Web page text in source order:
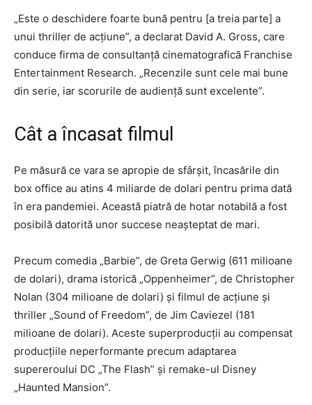
„Este o deschidere foarte bună pentru [a treia parte] a
unui thriller de acţiune”, a declarat David A. Gross, care
conduce firma de consultanţă cinematografică Franchise
Entertainment Research. „Recenzile sunt cele mai bune
din serie, iar scorurile de audienţă sunt excelente”.
Cât a încasat filmul
Pe măsură ce vara se apropie de sfârşit, încasările din
box office au atins 4 miliarde de dolari pentru prima dată
în era pandemiei. Această piatră de hotar notabilă a fost
posibilă datorită unor succese neaşteptat de mari.
Precum comedia „Barbie”, de Greta Gerwig (611 milioane
de dolari), drama istorică „Oppenheimer”, de Christopher
Nolan (304 milioane de dolari) şi filmul de acţiune şi
thriller „Sound of Freedom”, de Jim Caviezel (181
milioane de dolari). Aceste superproducţii au compensat
producţiile neperformante precum adaptarea
supereroului DC „The Flash” şi remake-ul Disney
„Haunted Mansion”.